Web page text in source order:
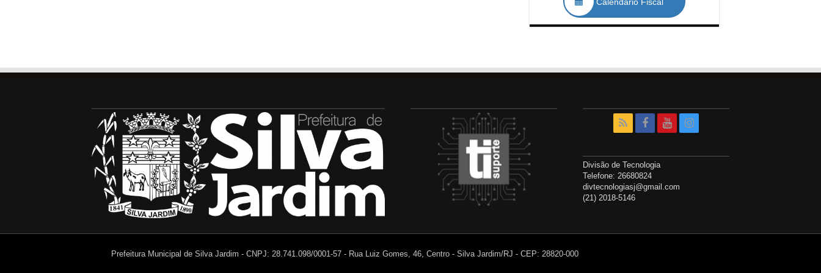
Calendário Fiscal
Divisão de Tecnologia
Telefone: 26680824
divtecnologiasj@gmail.com
(21) 2018-5146
Prefeitura Municipal de Silva Jardim - CNPJ: 28.741.098/0001-57 - Rua Luiz Gomes, 46, Centro - Silva Jardim/RJ - CEP: 28820-000